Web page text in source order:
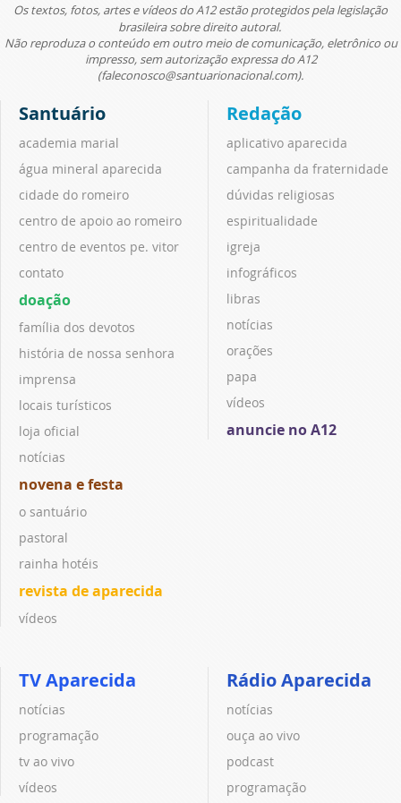
Os textos, fotos, artes e vídeos do A12 estão protegidos pela legislação
brasileira sobre direito autoral.
Não reproduza o conteúdo em outro meio de comunicação, eletrônico ou
impresso, sem autorização expressa do A12
(faleconosco@santuarionacional.com).
Santuário
academia marial
água mineral aparecida
cidade do romeiro
centro de apoio ao romeiro
centro de eventos pe. vitor
contato
doação
família dos devotos
história de nossa senhora
imprensa
locais turísticos
loja oficial
notícias
novena e festa
o santuário
pastoral
rainha hotéis
revista de aparecida
vídeos
Redação
aplicativo aparecida
campanha da fraternidade
dúvidas religiosas
espiritualidade
igreja
infográficos
libras
notícias
orações
papa
vídeos
anuncie no A12
TV Aparecida
notícias
programação
tv ao vivo
vídeos
Rádio Aparecida
notícias
ouça ao vivo
podcast
programação